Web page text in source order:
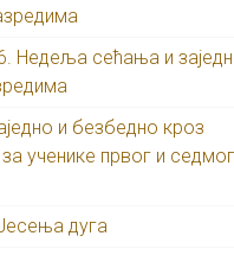
Недеља сећања и
и безбедно кроз
ученике првог и седмог
дуга